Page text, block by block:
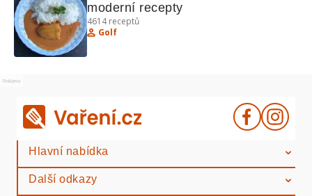
moderní recepty
4614receptů
Golf
Reklama
Hlavní nabídka
Další odkazy